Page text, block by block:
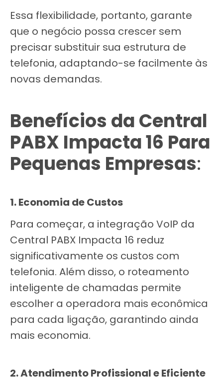
Essa flexibilidade, portanto, garante
que o negócio possa crescer sem
precisar substituir sua estrutura de
telefonia, adaptando-se facilmente às
novas demandas.
Benefícios da Central
PABX Impacta 16 Para
Pequenas Empresas:
1. Economia de Custos
Para começar, a integração VoIP da
Central PABX Impacta 16 reduz
significativamente os custos com
telefonia. Além disso, o roteamento
inteligente de chamadas permite
escolher a operadora mais econômica
para cada ligação, garantindo ainda
mais economia.
2. Atendimento Profissional e Eficiente